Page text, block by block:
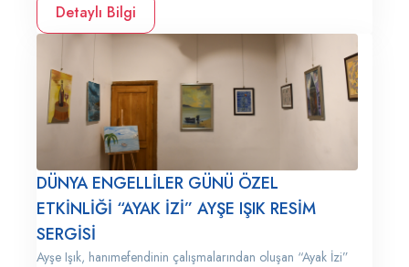
Detaylı Bilgi
DÜNYA ENGELLİLER GÜNÜ ÖZEL
ETKİNLİĞİ “AYAK İZİ” AYŞE IŞIK RESİM
SERGİSİ
Ayşe Işık, hanımefendinin çalışmalarından oluşan “Ayak İzi”